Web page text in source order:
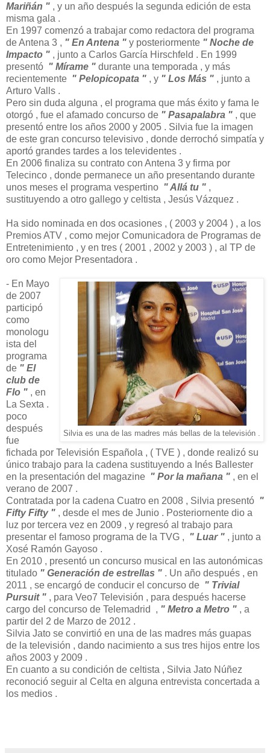
Mariñán " , y un año después la segunda edición de esta
misma gala .
En 1997 comenzó a trabajar como redactora del programa
de Antena 3 , " En Antena " y posteriormente " Noche de
Impacto " , junto a Carlos García Hirschfeld . En 1999
presentó " Mírame " durante una temporada , y más
recientemente " Pelopicopata " , y " Los Más " , junto a
Arturo Valls .
Pero sin duda alguna , el programa que más éxito y fama le
otorgó , fue el afamado concurso de " Pasapalabra " , que
presentó entre los años 2000 y 2005 . Silvia fue la imagen
de este gran concurso televisivo , donde derrochó simpatía y
aportó grandes tardes a los televidentes .
En 2006 finaliza su contrato con Antena 3 y firma por
Telecinco , donde permanece un año presentando durante
unos meses el programa vespertino " Allá tu " ,
sustituyendo a otro gallego y celtista , Jesús Vázquez .
Ha sido nominada en dos ocasiones , ( 2003 y 2004 ) , a los
Premios ATV , como mejor Comunicadora de Programas de
Entretenimiento , y en tres ( 2001 , 2002 y 2003 ) , al TP de
oro como Mejor Presentadora .
Silvia es una de las madres más bellas de la televisión .
- En Mayo
de 2007
participó
como
monologu
ista del
programa
de " El
club de
Flo " , en
La Sexta .
poco
después
fue
fichada por Televisión Española , ( TVE ) , donde realizó su
único trabajo para la cadena sustituyendo a Inés Ballester
en la presentación del magazine " Por la mañana " , en el
verano de 2007 .
Contratada por la cadena Cuatro en 2008 , Silvia presentó "
Fifty Fifty " , desde el mes de Junio . Posteriornente dio a
luz por tercera vez en 2009 , y regresó al trabajo para
presentar el famoso programa de la TVG , " Luar " , junto a
Xosé Ramón Gayoso .
En 2010 , presentó un concurso musical en las autonómicas
titulado " Generación de estrellas " . Un año después , en
2011 , se encargó de conducir el concurso de " Trivial
Pursuit " , para Veo7 Televisión , para después hacerse
cargo del concurso de Telemadrid , " Metro a Metro " , a
partir del 2 de Marzo de 2012 .
Silvia Jato se convirtió en una de las madres más guapas
de la televisión , dando nacimiento a sus tres hijos entre los
años 2003 y 2009 .
En cuanto a su condición de celtista , Silvia Jato Núñez
reconoció seguir al Celta en alguna entrevista concertada a
los medios .